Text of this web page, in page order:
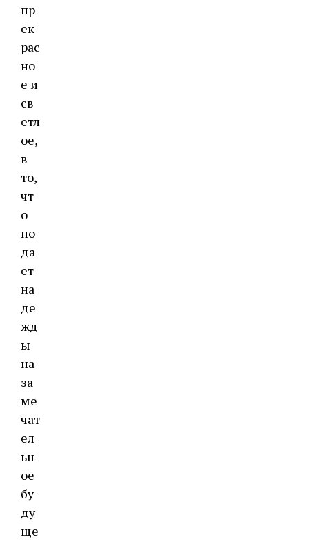
пр
ек
рас
но
е и
св
етл
ое,
в
то,
чт
о
по
да
ет
на
де
жд
ы
на
за
ме
чат
ел
ьн
ое
бу
ду
ще